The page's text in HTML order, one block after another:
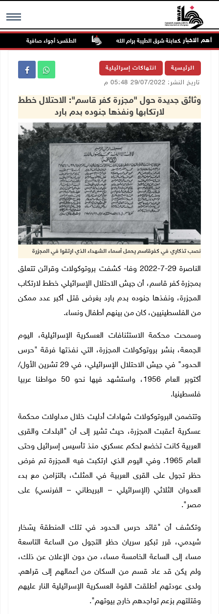
MENU أهم الاخبار
الكعابنة شرق الطيبة برام الله الطقس: أجواء صافية صيفية والحرارة
الرئيسية انتهاكات إسرائيلية
تاريخ النشر: 29/07/2022 05:48 م
وثائق جديدة حول "مجزرة كفر قاسم": الاحتلال خطط
لارتكابها ونفذها جنوده بدم بارد
نصب تذكاري في كفرقاسم يحمل أسماء الشهداء الذي ارتقوا في المجزرة
الناصرة 29-7-2022 وفا- كشفت بروتوكولات وقرائن تتعلق
بمجزرة كفر قاسم، أن جيش الاحتلال الإسرائيلي خطط لارتكاب
المجزرة، ونفذها جنوده بدم بارد بغرض قتل أكبر عدد ممكن
من الفلسطينيين، كان من بينهم أطفال ونساء.
وسمحت محكمة الاستئنافات العسكرية الإسرائيلية، اليوم
الجمعة، بنشر بروتوكولات المجزرة، التي نفذتها فرقة "حرس
الحدود" في جيش الاحتلال الإسرائيلي، في 29 تشرين الأول/
أكتوبر العام 1956، واستشهد فيها نحو 50 مواطنا عربيا
فلسطينيا.
وتتضمن البروتوكولات شهادات أدليت خلال مداولات محكمة
عسكرية أعقبت المجزرة، حيث تشير إلى أن "البلدات والقرى
العربية كانت تخضع لحكم عسكري منذ تأسيس إسرائيل وحتى
العام 1965. وفي اليوم الذي ارتكبت فيه المجزرة تم فرض
حظر تجول على القرى العربية في المثلث، بالتزامن مع بدء
العدوان الثلاثي (الإسرائيلي – البريطاني – الفرنسي) على
مصر".
وتكشف أن "قائد حرس الحدود في تلك المنطقة يسّخار
شيدمي، قرر تبكير سريان حظر التجول من الساعة التاسعة
مساء إلى الساعة الخامسة مساء، من دون الإعلان عن ذلك،
ولم يكن قد عاد قسم من السكان من أعمالهم إلى قراهم.
ولدى عودتهم أطلقت القوة العسكرية الإسرائيلية النار عليهم
وقتلتهم بزعم تواجدهم خارج بيوتهم".